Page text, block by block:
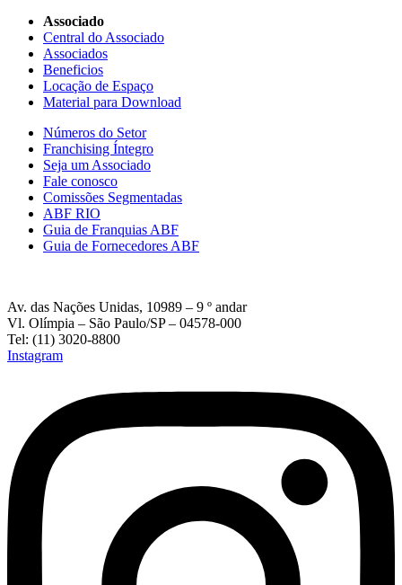
Associado
Central do Associado
Associados
Beneficios
Locação de Espaço
Material para Download
Números do Setor
Franchising Íntegro
Seja um Associado
Fale conosco
Comissões Segmentadas
ABF RIO
Guia de Franquias ABF
Guia de Fornecedores ABF
Av. das Nações Unidas, 10989 – 9 º andar
Vl. Olímpia – São Paulo/SP – 04578-000
Tel: (11) 3020-8800
Instagram